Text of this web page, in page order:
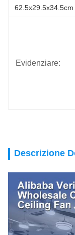
62.5x29.5x34.5cm
Evidenziare:
Descrizione